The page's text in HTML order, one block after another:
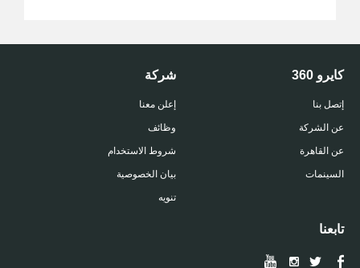
كايرو 360
إتصل بنا
عن الشركة
عن القاهرة
السينمات
شركة
إعلن معنا
وظائف
شروط الاستخدام
بيان الخصوصية
تنويه
تابعنا